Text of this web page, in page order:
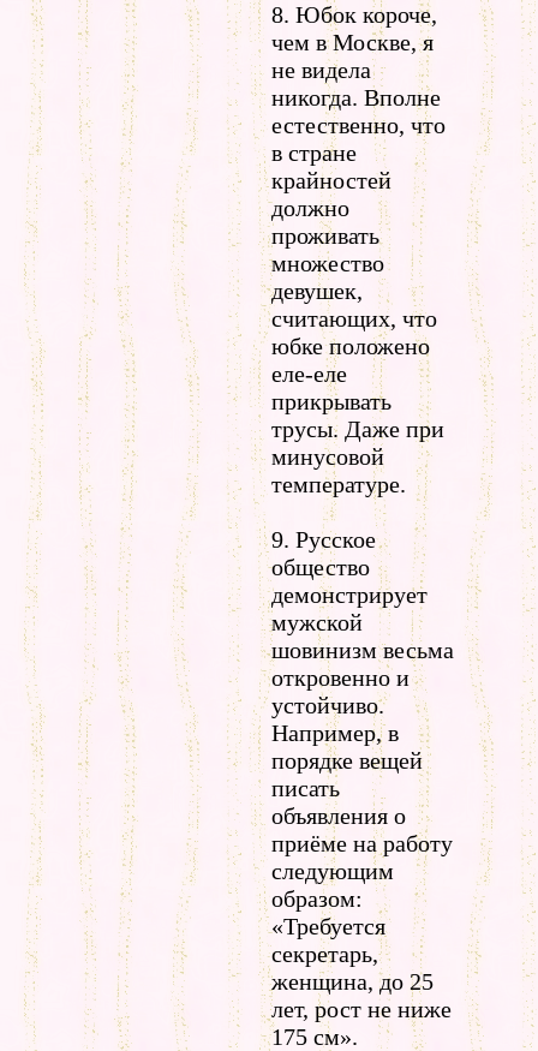
8. Юбок короче,
чем в Москве, я
не видела
никогда. Вполне
естественно, что
в стране
крайностей
должно
проживать
множество
девушек,
считающих, что
юбке положено
еле-еле
прикрывать
трусы. Даже при
минусовой
температуре.
9. Русское
общество
демонстрирует
мужской
шовинизм весьма
откровенно и
устойчиво.
Например, в
порядке вещей
писать
объявления о
приёме на работу
следующим
образом:
«Требуется
секретарь,
женщина, до 25
лет, рост не ниже
175 см».